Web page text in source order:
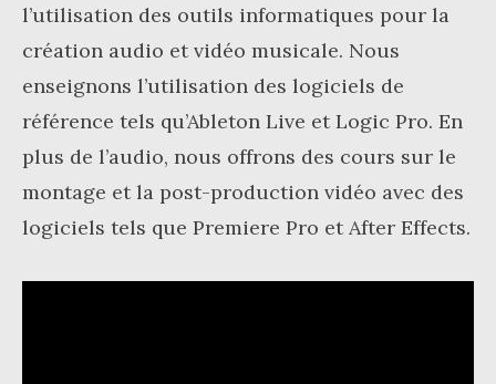
l’utilisation des outils informatiques pour la
création audio et vidéo musicale. Nous
enseignons l’utilisation des logiciels de
référence tels qu’Ableton Live et Logic Pro. En
plus de l’audio, nous offrons des cours sur le
montage et la post-production vidéo avec des
logiciels tels que Premiere Pro et After Effects.